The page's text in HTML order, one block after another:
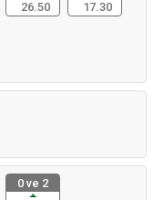
26.50
17.30
0 ve 2